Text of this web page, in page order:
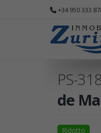
+34 950 333
PS-
de
Ridotto